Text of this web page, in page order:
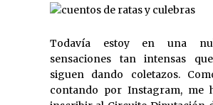
Todavía estoy en una
sensaciones tan intensas
siguen dando coletazos.
contando por Instagram, me